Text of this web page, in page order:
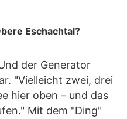
Eschachtal?
der Generator
"Vielleicht zwei, drei
hier oben – und das
Mit dem "Ding"